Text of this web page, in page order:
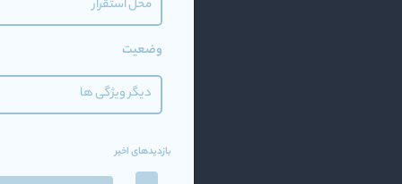
محل استقرار
وضعیت
دیگر ویژگی ها
بازدیدهای اخیر